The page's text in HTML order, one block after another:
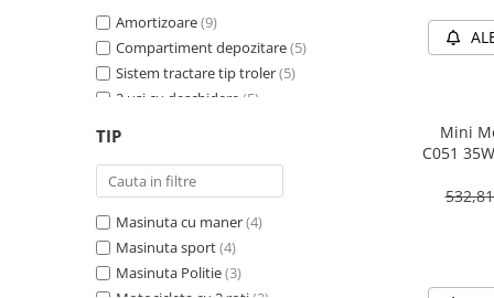
Amortizoare(9)
Compartiment depozitare(5)
Sistem tractare tip troler(5)
2 usi cu deschidere (5)
Schimbator viteza
Bluetooth(4)
Baterie detasabila(3)
Megafon (2)
4X4 (2)
TIP
Masinuta cu maner(4)
Masinuta sport(4)
Masinuta Politie(3)
Mini
C051